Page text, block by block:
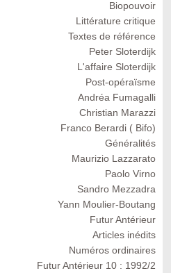
Biopouvoir
Littérature critique
Textes de référence
Peter Sloterdijk
L'affaire Sloterdijk
Post-opéraïsme
Andréa Fumagalli
Christian Marazzi
Franco Berardi ( Bifo)
Généralités
Maurizio Lazzarato
Paolo Virno
Sandro Mezzadra
Yann Moulier-Boutang
Futur Antérieur
Articles inédits
Numéros ordinaires
Futur Antérieur 10 : 1992/2